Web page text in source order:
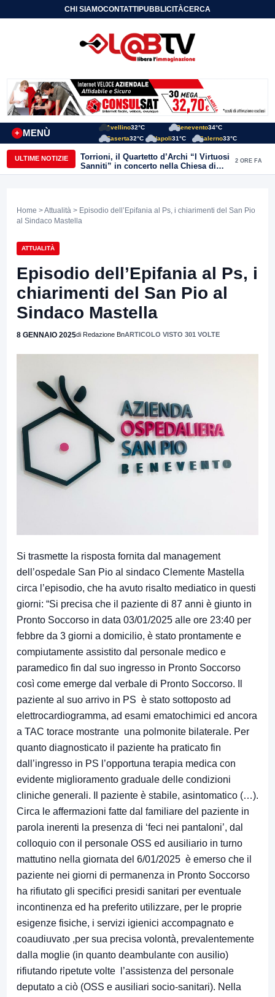
CHI SIAMOCONTATTIPUBBLICITÀCERCA
MENÙ
+
Avellino32°C Benevento34°C
Caserta32°C Napoli31°C Salerno33°C
ULTIME NOTIZIE
Torrioni, il Quartetto d’Archi “I Virtuosi
Sanniti” in concerto nella Chiesa di
San Michele Arcangelo
2 ORE FA
Home >Attualità > Episodio dell’Epifania al Ps, i chiarimenti del San Pio
al Sindaco Mastella
ATTUALITÀ
Episodio dell’Epifania al Ps, i
chiarimenti del San Pio al
Sindaco Mastella
8 GENNAIO 2025di Redazione BnARTICOLO VISTO 301 VOLTE
Si trasmette la risposta fornita dal management
dell’ospedale San Pio al sindaco Clemente Mastella
circa l’episodio, che ha avuto risalto mediatico in questi
giorni: “Si precisa che il paziente di 87 anni è giunto in
Pronto Soccorso in data 03/01/2025 alle ore 23:40 per
febbre da 3 giorni a domicilio, è stato prontamente e
compiutamente assistito dal personale medico e
paramedico fin dal suo ingresso in Pronto Soccorso
così come emerge dal verbale di Pronto Soccorso. Il
paziente al suo arrivo in PS è stato sottoposto ad
elettrocardiogramma, ad esami ematochimici ed ancora
a TAC torace mostrante una polmonite bilaterale. Per
quanto diagnosticato il paziente ha praticato fin
dall’ingresso in PS l’opportuna terapia medica con
evidente miglioramento graduale delle condizioni
cliniche generali. Il paziente è stabile, asintomatico (…).
Circa le affermazioni fatte dal familiare del paziente in
parola inerenti la presenza di ‘feci nei pantaloni’, dal
colloquio con il personale OSS ed ausiliario in turno
mattutino nella giornata del 6/01/2025 è emerso che il
paziente nei giorni di permanenza in Pronto Soccorso
ha rifiutato gli specifici presidi sanitari per eventuale
incontinenza ed ha preferito utilizzare, per le proprie
esigenze fisiche, i servizi igienici accompagnato e
coaudiuvato ,per sua precisa volontà, prevalentemente
dalla moglie (in quanto deambulante con ausilio)
rifiutando ripetute volte l’assistenza del personale
deputato a ciò (OSS e ausiliari socio-sanitari). Nella